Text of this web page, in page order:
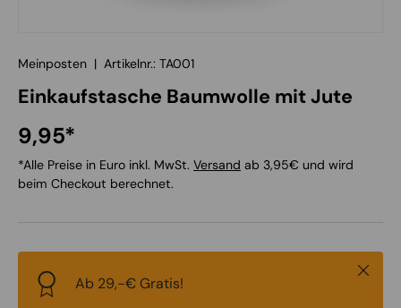
Meinposten | Artikelnr.: TA001
Einkaufstasche Baumwolle mit Jute
Normaler Preis
9,95*
*Alle Preise in Euro inkl. MwSt. Versand ab 3,95€ und wird
beim Checkout berechnet.
Ab 29,-€ Gratis!